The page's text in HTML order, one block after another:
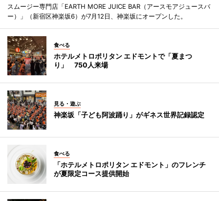
スムージー専門店「EARTH MORE JUICE BAR（アースモアジュースバ
ー）」（新宿区神楽坂6）が7月12日、神楽坂にオープンした。
食べる
ホテルメトロポリタン エドモントで「夏まつ
り」 750人来場
見る・遊ぶ
神楽坂「子ども阿波踊り」がギネス世界記録認定
食べる
「ホテルメトロポリタン エドモント」のフレンチ
が夏限定コース提供開始